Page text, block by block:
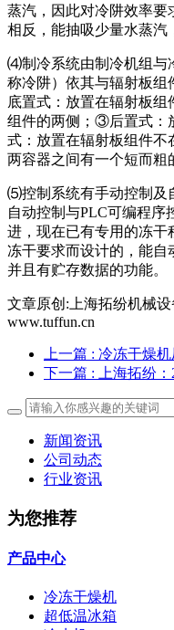
蒸汽，因此对冷阱效率要
相反，能抽吸少量水蒸汽
⑷制冷系统由制冷机组与
称冷阱）依其与辐射板
底置式：放置在辐射板
组件的两侧；③后置式：
式：放置在辐射板组件不
两容器之间有一个短而粗
⑸控制系统有手动控制及
自动控制与PLC可编程序
进，现在已有专用的冻干
冻干要求而设计的，能自
并且有贮存数据的功能。
文章原创:上海拓纷机械
www.tuffun.cn
上一篇 : ​冷冻干燥
下一篇 : 上海拓纷
新闻资讯
公司动态
行业资讯
为您推荐
产品中心
冷冻干燥机
超低温冰箱